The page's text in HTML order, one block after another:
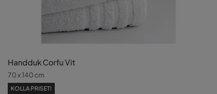
Handduk Corfu Vit
70 x 140 cm
KOLLA PRISET!